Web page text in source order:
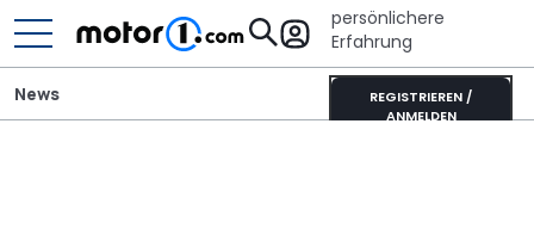
persönlichere
Erfahrung
REGISTRIEREN /
ANMELDEN
News